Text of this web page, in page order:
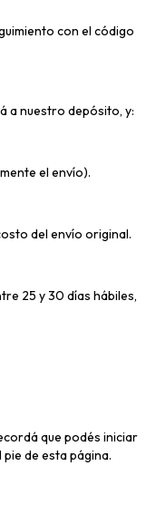
con el código
a nuestro depósito, y:
el envío).
del envío original.
25 y 30 días hábiles,
que podés iniciar
de esta página.